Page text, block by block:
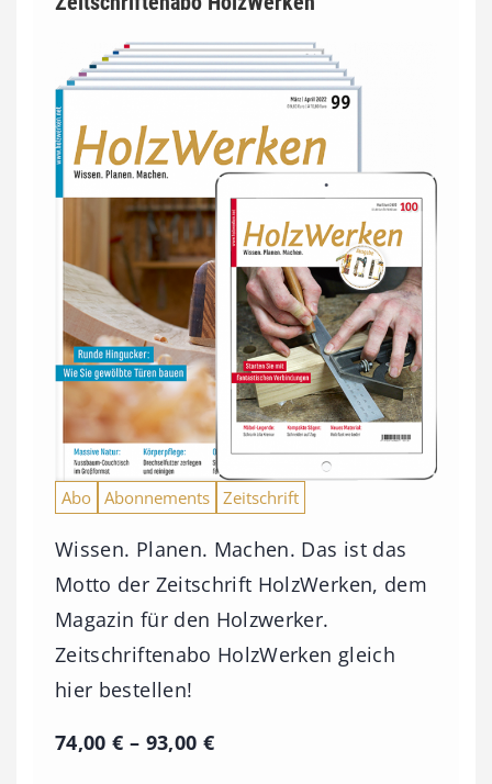
Abo Abonnements Zeitschrift
Wissen. Planen. Machen. Das ist das
Motto der Zeitschrift HolzWerken, dem
Magazin für den Holzwerker.
Zeitschriftenabo HolzWerken gleich
hier bestellen!
74,00€ – 93,00 €P